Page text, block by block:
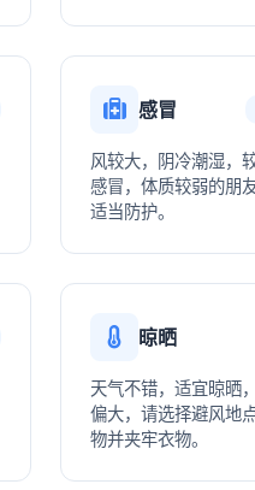
感冒
风较大，阴冷潮湿，
感冒，体质较弱的朋
适当防护。
晾晒
天气不错，适宜晾晒
偏大，请选择避风地
物并夹牢衣物。